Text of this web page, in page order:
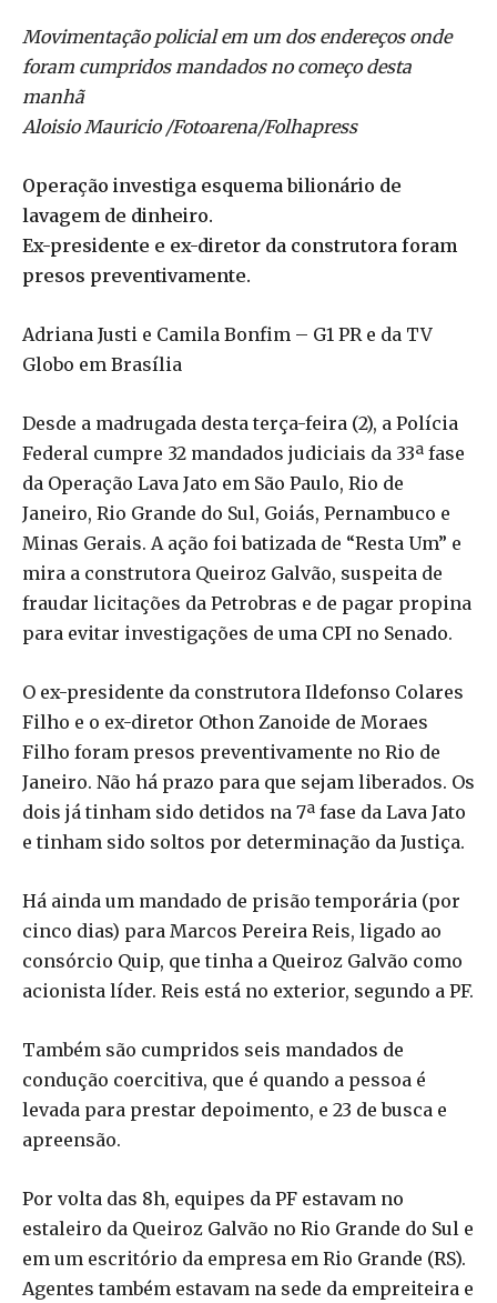
Movimentação policial em um dos endereços onde
foram cumpridos mandados no começo desta
manhã
Aloisio Mauricio /Fotoarena/Folhapress
Operação investiga esquema bilionário de
lavagem de dinheiro.
Ex-presidente e ex-diretor da construtora foram
presos preventivamente.
Adriana Justi e Camila Bonfim – G1 PR e da TV
Globo em Brasília
Desde a madrugada desta terça-feira (2), a Polícia
Federal cumpre 32 mandados judiciais da 33ª fase
da Operação Lava Jato em São Paulo, Rio de
Janeiro, Rio Grande do Sul, Goiás, Pernambuco e
Minas Gerais. A ação foi batizada de “Resta Um” e
mira a construtora Queiroz Galvão, suspeita de
fraudar licitações da Petrobras e de pagar propina
para evitar investigações de uma CPI no Senado.
O ex-presidente da construtora Ildefonso Colares
Filho e o ex-diretor Othon Zanoide de Moraes
Filho foram presos preventivamente no Rio de
Janeiro. Não há prazo para que sejam liberados. Os
dois já tinham sido detidos na 7ª fase da Lava Jato
e tinham sido soltos por determinação da Justiça.
Há ainda um mandado de prisão temporária (por
cinco dias) para Marcos Pereira Reis, ligado ao
consórcio Quip, que tinha a Queiroz Galvão como
acionista líder. Reis está no exterior, segundo a PF.
Também são cumpridos seis mandados de
condução coercitiva, que é quando a pessoa é
levada para prestar depoimento, e 23 de busca e
apreensão.
Por volta das 8h, equipes da PF estavam no
estaleiro da Queiroz Galvão no Rio Grande do Sul e
em um escritório da empresa em Rio Grande (RS).
Agentes também estavam na sede da empreiteira e